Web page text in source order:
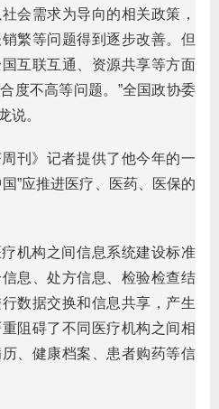
会需求为导向的相关政策，
繁等问题得到逐步改善。但
互联互通、资源共享等方面
度不高等问题。”全国政协委
说。
刊》记者提供了他今年的一
”应推进医疗、医药、医保的
机构之间信息系统建设标准
息、处方信息、检验检查结
数据交换和信息共享，产生
重阻碍了不同医疗机构之间相
、健康档案、患者购药等信